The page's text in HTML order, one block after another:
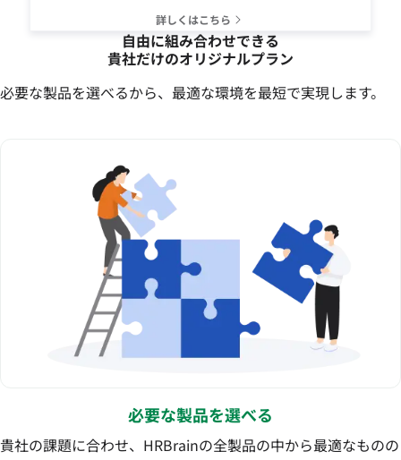
詳しくはこちら
自由に組み合わせできる
貴社だけのオリジナルプラン
必要な製品を選べるから、最適な環境を最短で実現します。
必要な製品を選べる
貴社の課題に合わせ、HRBrainの全製品の中から最適なものの